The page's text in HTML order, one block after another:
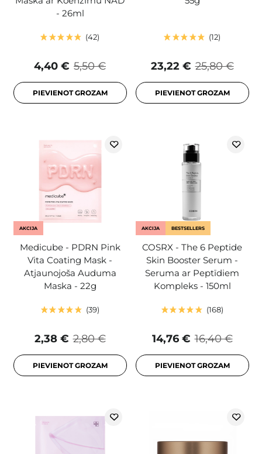
- 26ml
42
5,50 €
4,40 €
PIEVIENOT GROZAM
12
25,80 €
23,22 €
PIEVIENOT GROZAM
AKCIJA
Medicube - PDRN Pink
Vita Coating Mask -
Atjaunojoša Auduma
Maska - 22g
39
2,80 €
2,38 €
PIEVIENOT GROZAM
AKCIJA BESTSELLERS
COSRX - The 6 Peptide
Skin Booster Serum -
Seruma ar Peptīdiem
Kompleks - 150ml
168
16,40 €
14,76 €
PIEVIENOT GROZAM